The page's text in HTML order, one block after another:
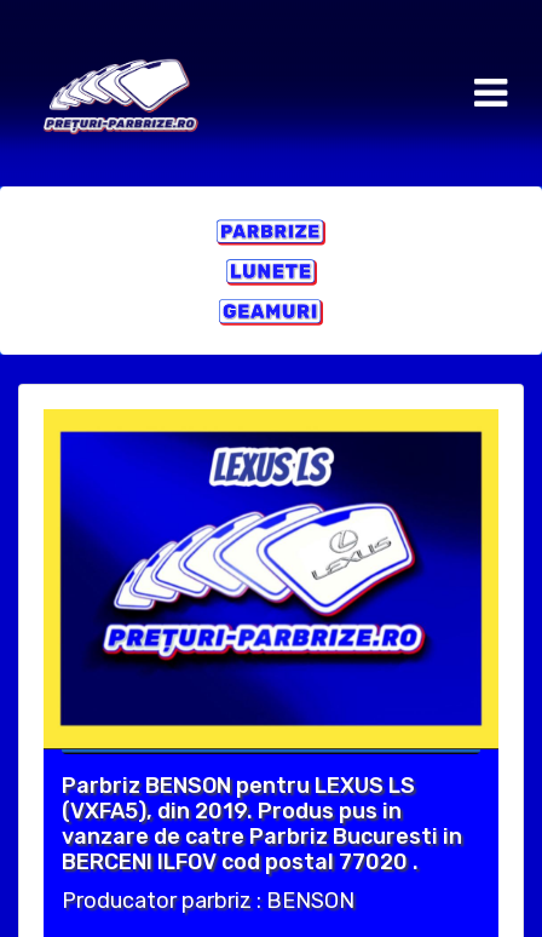
Parbriz BENSON pentru LEXUS LS
(VXFA5), din 2019. Produs pus in
vanzare de catre Parbriz Bucuresti in
BERCENI ILFOV cod postal 77020 .
Producator parbriz : BENSON